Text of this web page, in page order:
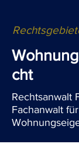
cht
Rechtsanwalt
Fachanwalt